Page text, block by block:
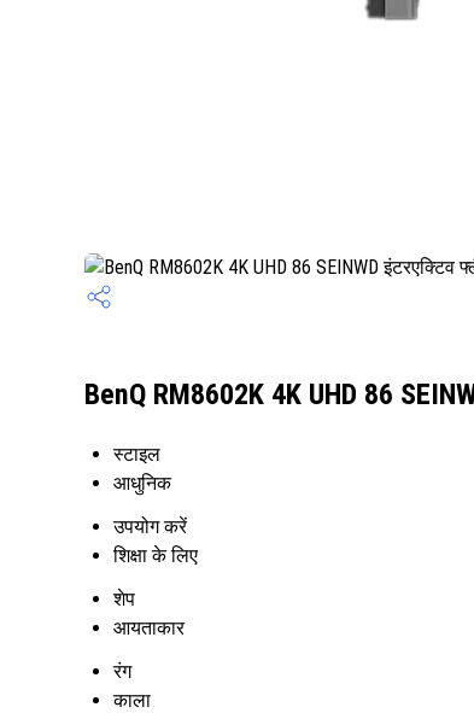
BenQ RM8602K 4K UHD 86
स्टाइल
आधुनिक
उपयोग करें
शिक्षा के लिए
शेप
आयताकार
रंग
काला